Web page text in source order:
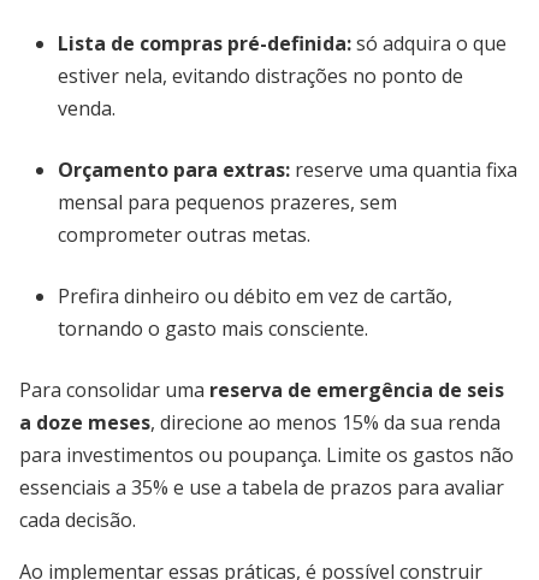
Lista de compras pré-definida:só adquira o que
estiver nela, evitando distrações no ponto de
venda.
Orçamento para extras: reserve uma quantia fixa
mensal para pequenos prazeres, sem
comprometer outras metas.
Prefira dinheiro ou débito em vez de cartão,
tornando o gasto mais consciente.
Para consolidar uma reserva de emergência de seis
a doze meses, direcione ao menos 15% da sua renda
para investimentos ou poupança. Limite os gastos não
essenciais a 35% e use a tabela de prazos para avaliar
cada decisão.
Ao implementar essas práticas, é possível construir